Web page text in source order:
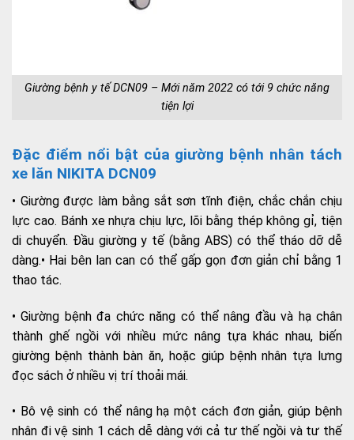
Giường bệnh y tế DCN09 – Mới năm 2022 có tới 9 chức năng
tiện lợi
Đặc điểm nổi bật của giường bệnh nhân tách
xe lăn NIKITA DCN09
• Giường được làm bằng sắt sơn tĩnh điện, chắc chắn chịu
lực cao. Bánh xe nhựa chịu lực, lõi bằng thép không gỉ, tiện
di chuyển. Đầu giường y tế (bằng ABS) có thể tháo dỡ dễ
dàng.• Hai bên lan can có thể gấp gọn đơn giản chỉ bằng 1
thao tác.
• Giường bệnh đa chức năng có thể nâng đầu và hạ chân
thành ghế ngồi với nhiều mức nâng tựa khác nhau, biến
giường bệnh thành bàn ăn, hoặc giúp bệnh nhân tựa lưng
đọc sách ở nhiều vị trí thoải mái.
• Bô vệ sinh có thể nâng hạ một cách đơn giản, giúp bệnh
nhân đi vệ sinh 1 cách dễ dàng với cả tư thế ngồi và tư thế